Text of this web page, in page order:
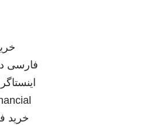
فارسی
خرید